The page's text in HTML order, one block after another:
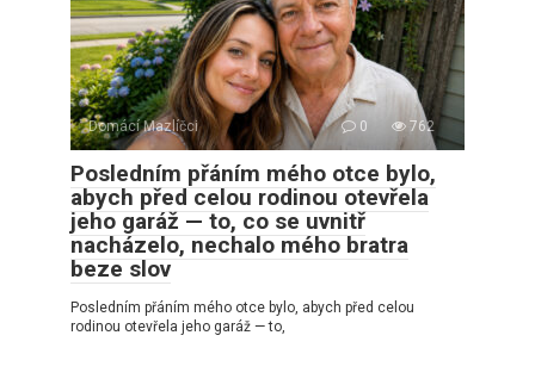
Domácí Mazlíčci 0 762
Posledním přáním mého otce bylo,
abych před celou rodinou otevřela
jeho garáž — to, co se uvnitř
nacházelo, nechalo mého bratra
beze slov
Posledním přáním mého otce bylo, abych před celou
rodinou otevřela jeho garáž — to,